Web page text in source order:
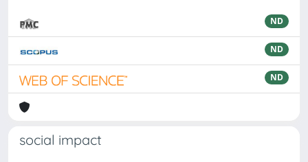
ND
ND
ND
social impact